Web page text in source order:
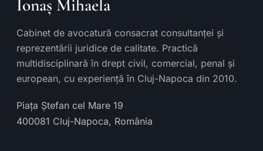
Ionaș Mihaela
Cabinet de avocatură consacrat consultanței și
reprezentării juridice de calitate. Practică
multidisciplinară în drept civil, comercial, penal și
european, cu experiență în Cluj-Napoca din 2010.
Piața Ștefan cel Mare 19
400081 Cluj-Napoca, România